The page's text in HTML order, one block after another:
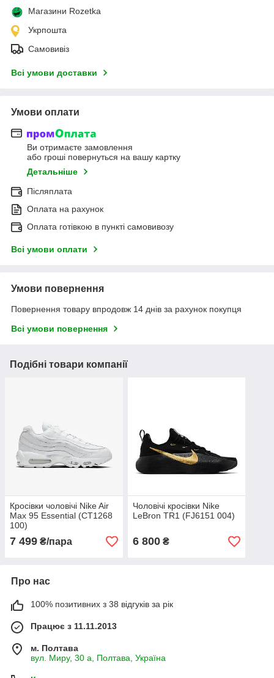
Магазини Rozetka
Укрпошта
Самовивіз
Всі умови доставки
Умови оплати
Ви отримаєте замовлення
або гроші повернуться на вашу картку
Детальніше
Післяплата
Оплата на рахунок
Оплата готівкою в пункті самовивозу
Всі умови оплати
Умови повернення
Повернення товару впродовж 14 днів за рахунок покупця
Всі умови повернення
Подібні товари компанії
Кросівки чоловічі Nike Air
Max 95 Essential (CT1268
100)
7 499 ₴/пара
Чоловічі кросівки Nike
LeBron TR1 (FJ6151 004)
6 800₴
Про нас
100% позитивних з 38 відгуків за рік
Працює з 11.11.2013
м. Полтава
вул. Миру, 30 а, Полтава, Україна